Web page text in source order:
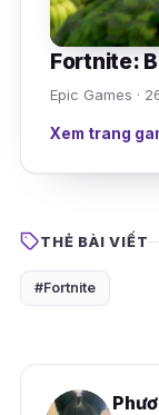
Fortnite:
Epic Games ·
Xem trang
THẺ BÀI VIẾT
#Fortnite